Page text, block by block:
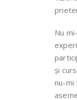
Nu
și
nu-mi